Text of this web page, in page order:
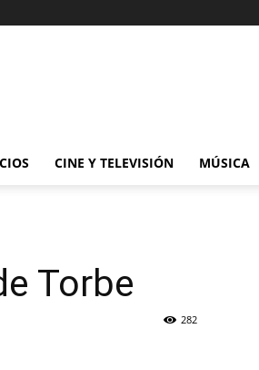
CINE Y TELEVISIÓN MÚSICA
Torbe
282